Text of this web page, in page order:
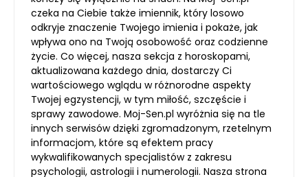
czeka na Ciebie także imiennik, który losowo
odkryje znaczenie Twojego imienia i pokaże, jak
wpływa ono na Twoją osobowość oraz codzienne
życie. Co więcej, nasza sekcja z horoskopami,
aktualizowana każdego dnia, dostarczy Ci
wartościowego wglądu w różnorodne aspekty
Twojej egzystencji, w tym miłość, szczęście i
sprawy zawodowe. Moj-Sen.pl wyróżnia się na tle
innych serwisów dzięki zgromadzonym, rzetelnym
informacjom, które są efektem pracy
wykwalifikowanych specjalistów z zakresu
psychologii, astrologii i numerologii. Nasza strona